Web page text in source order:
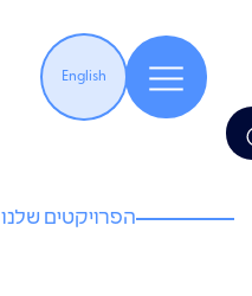
English
הפרויקטים שלנו